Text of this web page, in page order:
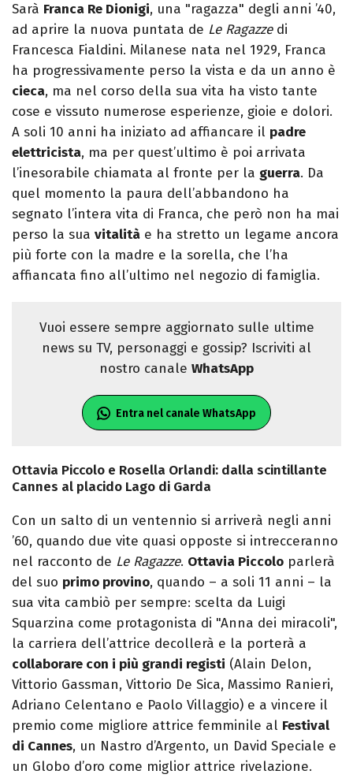
Sarà Franca Re Dionigi, una "ragazza" degli anni ’40,
ad aprire la nuova puntata de Le Ragazzedi
Francesca Fialdini. Milanese nata nel 1929, Franca
ha progressivamente perso la vista e da un anno è
cieca, ma nel corso della sua vita ha visto tante
cose e vissuto numerose esperienze, gioie e dolori.
A soli 10 anni ha iniziato ad affiancare il padre
elettricista, ma per quest’ultimo è poi arrivata
l’inesorabile chiamata al fronte per la guerra. Da
quel momento la paura dell’abbandono ha
segnato l’intera vita di Franca, che però non ha mai
perso la sua vitalità e ha stretto un legame ancora
più forte con la madre e la sorella, che l’ha
affiancata fino all’ultimo nel negozio di famiglia.
Vuoi essere sempre aggiornato sulle ultime
news su TV, personaggi e gossip? Iscriviti al
nostro canale WhatsApp
Entra nel canale WhatsApp
Ottavia Piccolo e Rosella Orlandi: dalla scintillante
Cannes al placido Lago di Garda
Con un salto di un ventennio si arriverà negli anni
’60, quando due vite quasi opposte si intrecceranno
nel racconto de Le Ragazze. Ottavia Piccolo parlerà
del suo primo provino, quando – a soli 11 anni – la
sua vita cambiò per sempre: scelta da Luigi
Squarzina come protagonista di "Anna dei miracoli",
la carriera dell’attrice decollerà e la porterà a
collaborare con i più grandi registi (Alain Delon,
Vittorio Gassman, Vittorio De Sica, Massimo Ranieri,
Adriano Celentano e Paolo Villaggio) e a vincere il
premio come migliore attrice femminile al Festival
di Cannes, un Nastro d’Argento, un David Speciale e
un Globo d’oro come miglior attrice rivelazione.